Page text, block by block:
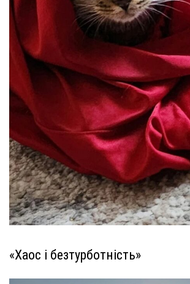
«Хаос і безтурботність»